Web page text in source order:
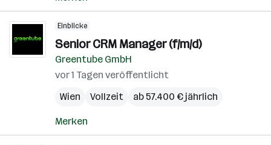
Einblicke
Senior CRM Manager (f/m/d)
Greentube GmbH
vor 1 Tagen veröffentlicht
Wien
Vollzeit ab 57.400 € jährlich
Merken